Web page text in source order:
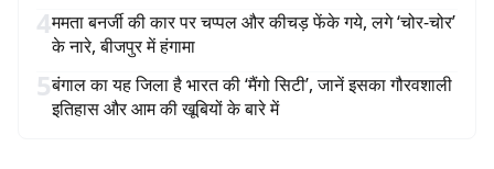
4ममता बनर्जी की कार पर चप्पल और कीचड़ फेंके गये, लगे ‘चोर-चोर’
के नारे, बीजपुर में हंगामा
5बंगाल का यह जिला है भारत की ‘मैंगो सिटी’, जानें इसका गौरवशाली
इतिहास और आम की खूबियों के बारे में